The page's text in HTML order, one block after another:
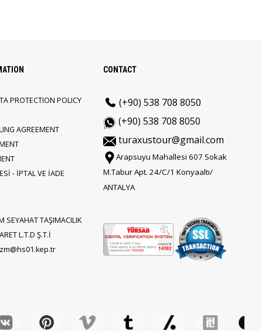
PROTECTION POLICY
AGREEMENT
- İPTAL VE İADE
SEYAHAT TAŞIMACILIK
L.T.D Ş.T.İ
CONTACT
(+90) 538 708 8050
(+90) 538 708 8050
turaxustour@gmail.com
Arapsuyu Mahallesi 607 Sokak
M.Tabur Apt. 24/C/1 Konyaaltı/
ANTALYA